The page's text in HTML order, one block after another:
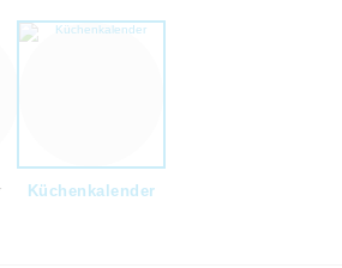
Küchenkalender